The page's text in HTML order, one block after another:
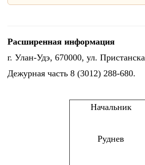
Расширенная информация
г. Улан-Удэ, 670000, ул.
Дежурная часть 8 (3012) 288-680.
Начальник
Руднев